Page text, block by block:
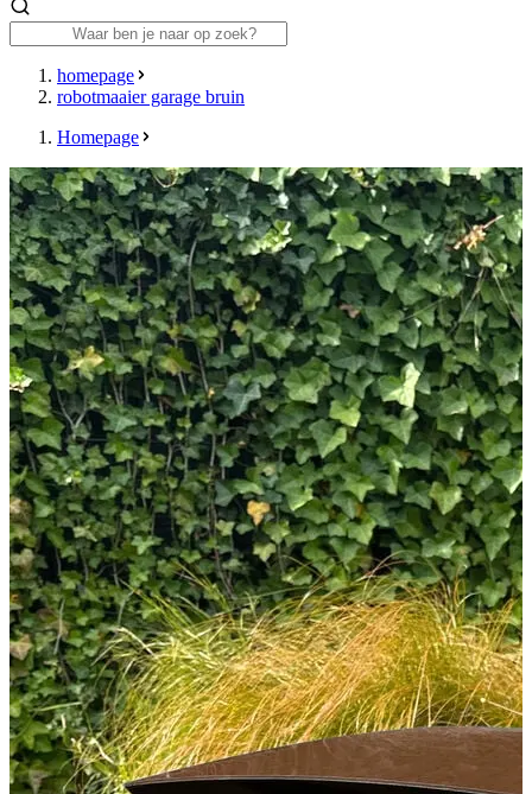
homepage
robotmaaier garage bruin
Homepage